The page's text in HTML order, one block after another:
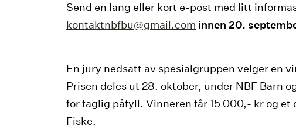
Send en lang eller kort e-post med litt
kontaktnbfbu@gmail.com innen 20.
En jury nedsatt av spesialgruppen velger en
Prisen deles ut 28. oktober, under NBF Barn
for faglig påfyll. Vinneren får 15 000,- kr og et
Fiske.